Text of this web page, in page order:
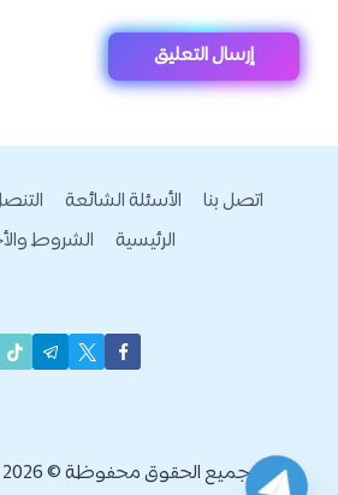
اتصل بنا الأسئلة الشائعة
الرئيسية
الشروط
جميع الحقوق محفوظة © 2026 Dirasa Abroad